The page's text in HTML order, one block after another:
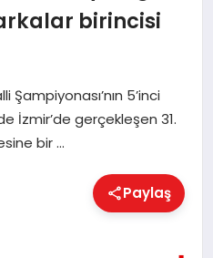
birincisi
Şampiyonası’nın 5’inci
İzmir’de gerçekleşen 31.
bir …
Paylaş